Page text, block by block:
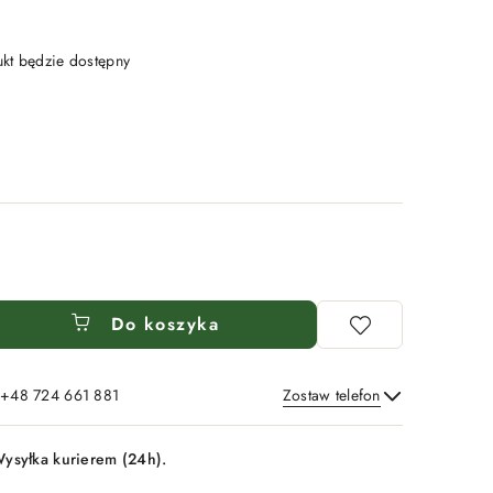
będzie dostępny
Do koszyka
724 661 881 Zostaw telefon
Wyślij
kurierem (24h).